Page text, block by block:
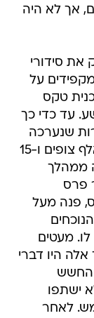
אך לא היה
את סידורי
על
טקס
עד כדי כך
שנערכה
השבוע חזרה כללית בהשתתפות 60 אלף צופים ו-15
ממהלך
פרס
פנה מעל
מעטים
אלה היו דברי
החשש
ישתפו
לאחר